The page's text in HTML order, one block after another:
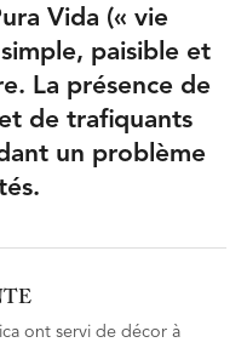
Vida (« vie
paisible et
La présence de
de trafiquants
un problème
ont servi de décor à